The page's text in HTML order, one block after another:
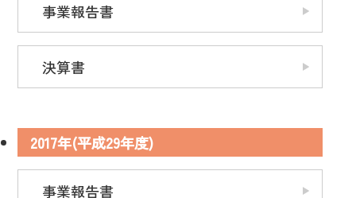
事業報告書
決算書
2017年(平成29年度)
事業報告書